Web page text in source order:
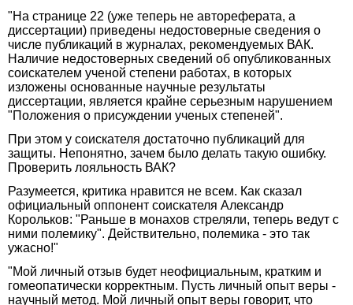
"На странице 22 (уже теперь не автореферата, а
диссертации) приведены недостоверные сведения о
числе публикаций в журналах, рекомендуемых ВАК.
Наличие недостоверных сведений об опубликованных
соискателем ученой степени работах, в которых
изложены основанные научные результаты
диссертации, является крайне серьезным нарушением
"Положения о присуждении ученых степеней".
При этом у соискателя достаточно публикаций для
защиты. Непонятно, зачем было делать такую ошибку.
Проверить лояльность ВАК?
Разумеется, критика нравится не всем. Как сказал
официальный оппонент соискателя Александр
Корольков: "Раньше в монахов стреляли, теперь ведут с
ними полемику". Действительно, полемика - это так
ужасно!"
"Мой личный отзыв будет неофициальным, кратким и
гомеопатически корректным. Пусть личный опыт веры -
научный метод. Мой личный опыт веры говорит, что